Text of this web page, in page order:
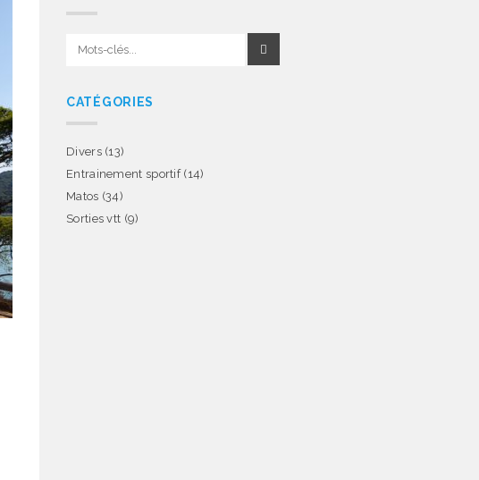
CATÉGORIES
Divers(13)
Entrainement sportif(14)
Matos (34)
Sorties vtt (9)